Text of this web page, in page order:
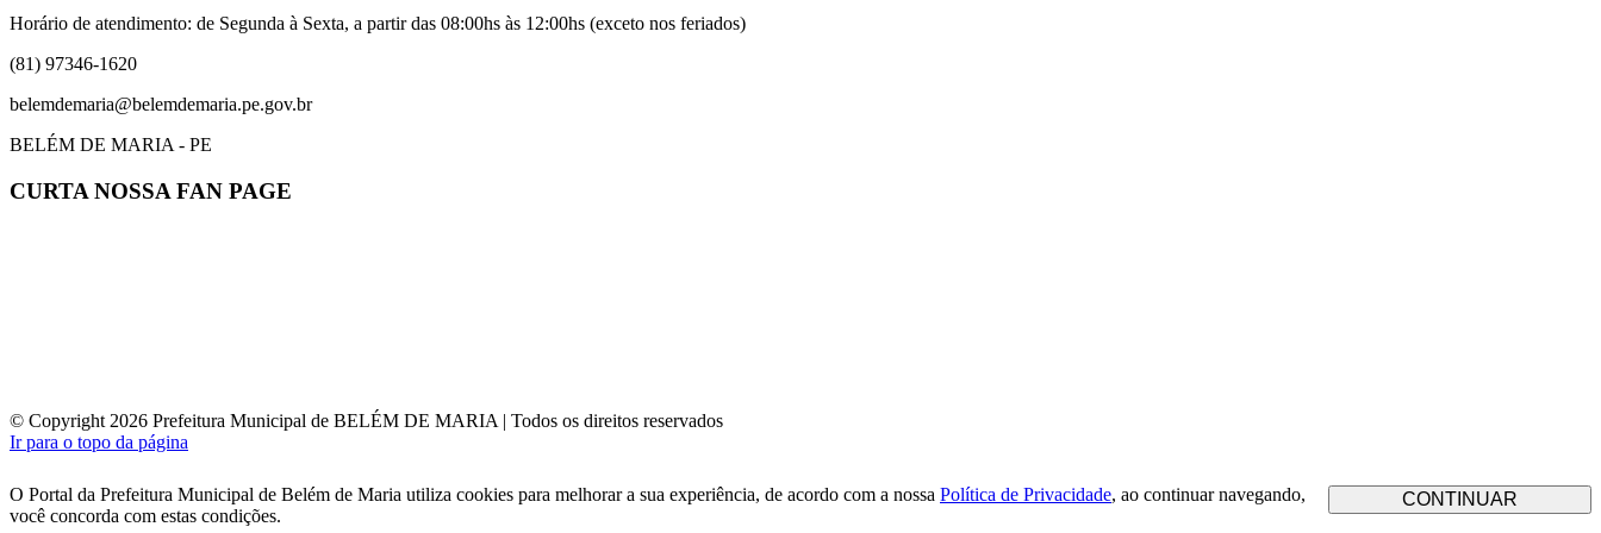
Horário de atendimento: de Segunda à Sexta, a partir das 08:00hs às 12:00hs (exceto nos feriados)
(81) 97346-1620
belemdemaria@belemdemaria.pe.gov.br
BELÉM DE MARIA - PE
CURTA NOSSA FAN PAGE
© Copyright 2026 Prefeitura Municipal de BELÉM DE MARIA | Todos os direitos reservados
Ir para o topo da página
O Portal da Prefeitura Municipal de Belém de Maria utiliza cookies para melhorar a sua experiência, de acordo com a nossa Política de Privacidade, ao continuar navegando,
você concorda com estas condições.
CONTINUAR